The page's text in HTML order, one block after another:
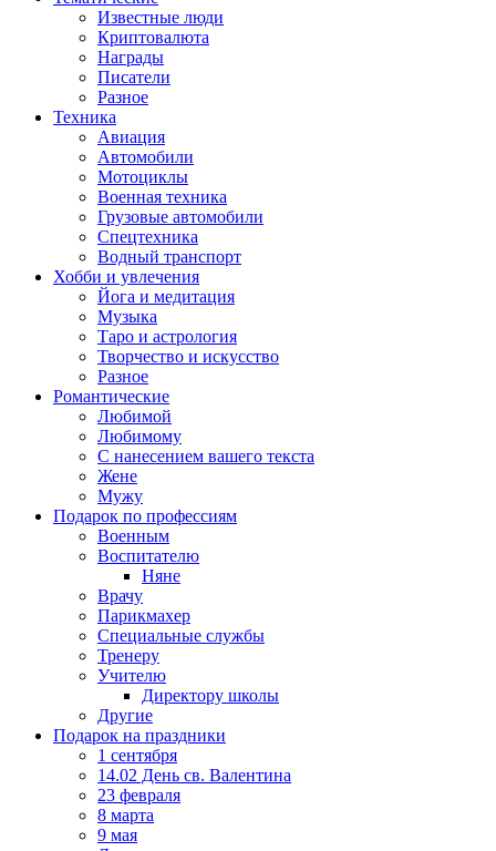
Известные люди
Криптовалюта
Награды
Писатели
Разное
Техника
Авиация
Автомобили
Мотоциклы
Военная техника
Грузовые автомобили
Спецтехника
Водный транспорт
Хобби и увлечения
Йога и медитация
Музыка
Таро и астрология
Творчество и искусство
Разное
Романтические
Любимой
Любимому
С нанесением вашего текста
Жене
Мужу
Подарок по профессиям
Военным
Воспитателю
Няне
Врачу
Парикмахер
Специальные службы
Тренеру
Учителю
Директору школы
Другие
Подарок на праздники
1 сентября
14.02 День св. Валентина
23 февраля
8 марта
9 мая